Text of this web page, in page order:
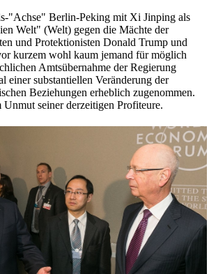
"Achse" Berlin-Peking mit Xi Jinping als
Welt" (Welt) gegen die Mächte der
und Protektionisten Donald Trump und
kurzem wohl kaum jemand für möglich
Amtsübernahme der Regierung
einer substantiellen Veränderung der
Beziehungen erheblich zugenommen.
Unmut seiner derzeitigen Profiteure.